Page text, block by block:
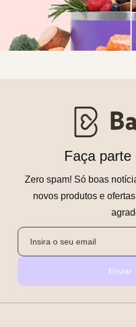
Faça parte
Zero spam! Só boas
novos produtos e
Enviar